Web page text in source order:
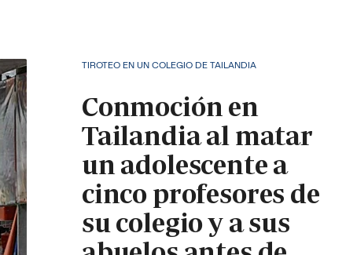
TIROTEO EN UN COLEGIO DE TAILANDIA
Conmoción en
Tailandia al matar
un adolescente a
cinco profesores de
su colegio y a sus